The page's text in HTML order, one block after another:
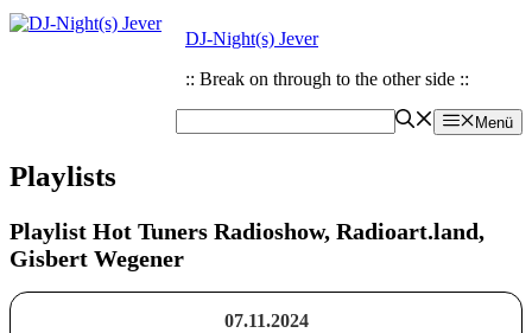
Zum
Zum
DJ-Night(s) Jever
:: Break on through to the other side ::
Menü
Playlists
Playlist Hot Tuners Radioshow, Radioart.land,
Gisbert Wegener
07.11.2024